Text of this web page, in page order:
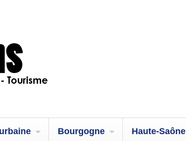
Bourgogne Haute-Saône